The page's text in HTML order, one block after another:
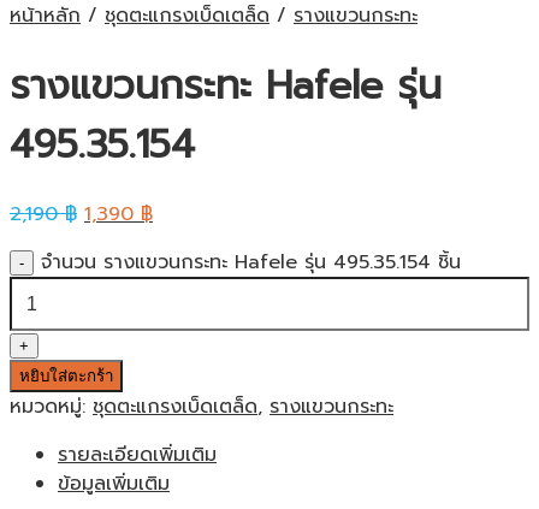
หน้าหลัก / ชุดตะแกรงเบ็ดเตล็ด / รางแขวนกระทะ
รางแขวนกระทะ Hafele รุ่น
495.35.154
2,190฿ 1,390฿
จำนวน รางแขวนกระทะ Hafele รุ่น 495.35.154 ชิ้น
หยิบใส่ตะกร้า
หมวดหมู่: ชุดตะแกรงเบ็ดเตล็ด, รางแขวนกระทะ
รายละเอียดเพิ่มเติม
ข้อมูลเพิ่มเติม